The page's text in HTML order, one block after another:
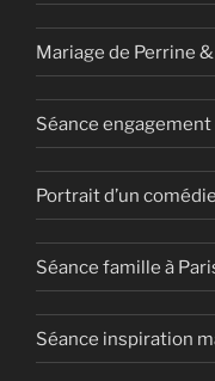
Mariage de Perrine
Séance
Portrait d’un
Séance famille à
Séance inspiration